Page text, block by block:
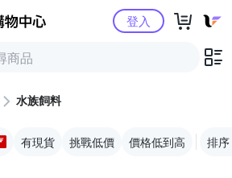
Yahoo購物中心登入
水族飼料
有現貨 挑戰低價 價格低到高 排序